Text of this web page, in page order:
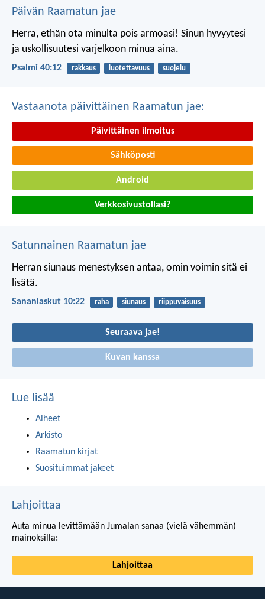
Päivän Raamatun jae
Herra, ethän ota minulta pois armoasi! Sinun hyvyytesi
ja uskollisuutesi varjelkoon minua aina.
Psalmi 40:12 rakkaus luotettavuus suojelu
Vastaanota päivittäinen Raamatun jae:
Päivittäinen ilmoitus
Sähköposti
Android
Verkkosivustollasi?
Satunnainen Raamatun jae
Herran siunaus menestyksen antaa, omin voimin sitä ei
lisätä.
Sananlaskut 10:22 raha siunaus riippuvaisuus
Seuraava jae!
Kuvan kanssa
Lue lisää
Aiheet
Arkisto
Raamatun kirjat
Suosituimmat jakeet
Lahjoittaa
Auta minua levittämään Jumalan sanaa (vielä vähemmän)
mainoksilla:
Lahjoittaa